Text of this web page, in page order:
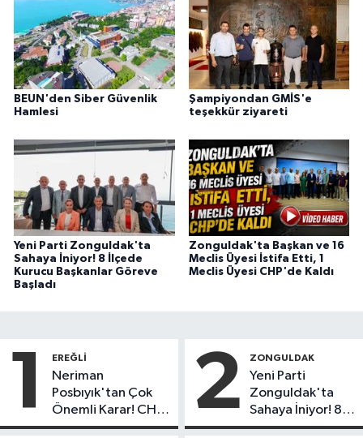
BEUN'den Siber Güvenlik
Hamlesi
Şampiyondan GMİS'e
teşekkür ziyareti
Yeni Parti Zonguldak'ta
Sahaya İniyor! 8 İlçede
Kurucu Başkanlar Göreve
Başladı
Zonguldak'ta Başkan ve 16
Meclis Üyesi İstifa Etti, 1
Meclis Üyesi CHP'de Kaldı
1 EREĞLI
Neriman
Posbıyık'tan Çok
Önemli Karar! CHP
mi Yeni Parti mi?
2 ZONGULDAK
Yeni Parti
Zonguldak'ta
Sahaya İniyor! 8
İlçede Kurucu